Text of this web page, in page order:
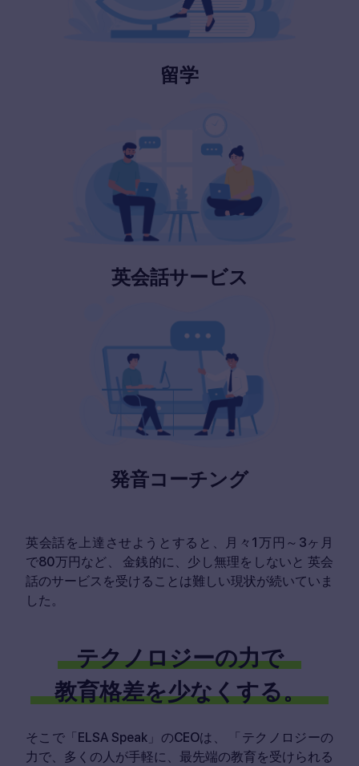
留学
英会話サービス
発音コーチング
英会話を上達させようとすると、月々1万円～3ヶ月
で80万円など、
金銭的に、少し無理をしないと 英会
話のサービスを受けることは難しい現状が続いていま
した。
テクノロジーの力で
教育格差を少なくする。
そこで「ELSA Speak」のCEOは、
「テクノロジーの
力で、多くの人が手軽に、最先端の教育を受けられる